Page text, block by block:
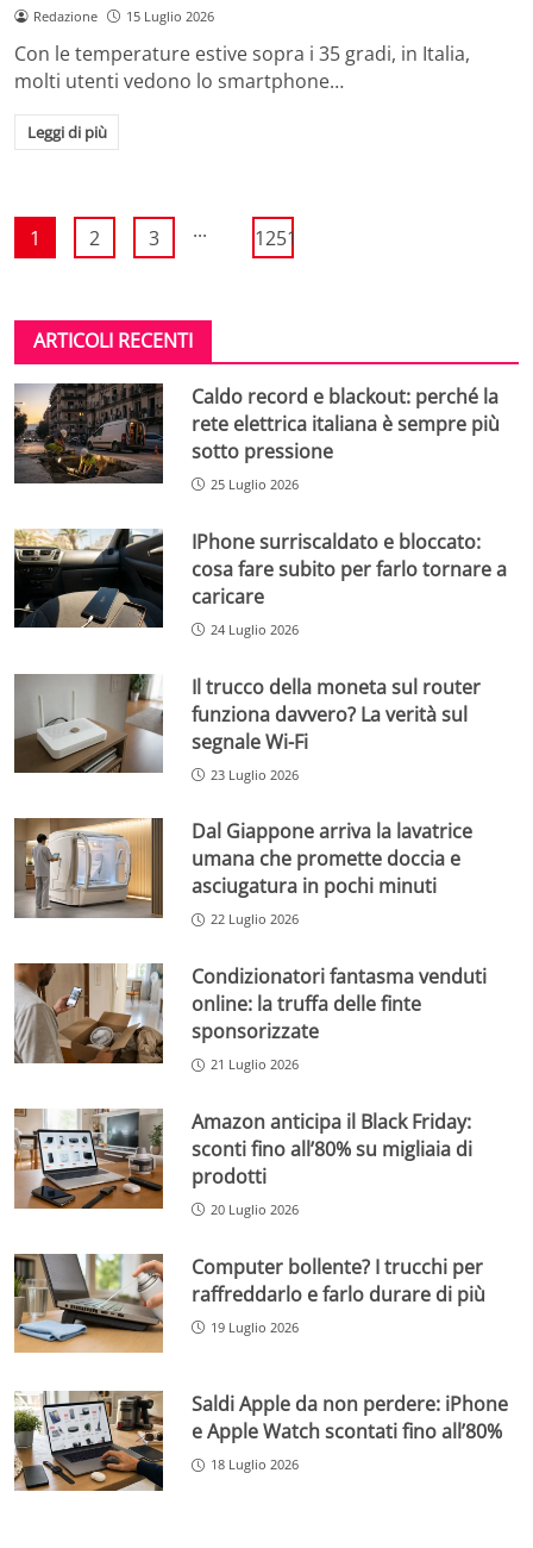
Redazione 15 Luglio 2026
Con le temperature estive sopra i 35 gradi, in Italia,
molti utenti vedono lo smartphone…
Leggi di più
1 2 3 ... 1251
ARTICOLI RECENTI
Caldo record e blackout: perché la
rete elettrica italiana è sempre più
sotto pressione
25 Luglio 2026
IPhone surriscaldato e bloccato:
cosa fare subito per farlo tornare a
caricare
24 Luglio 2026
Il trucco della moneta sul router
funziona davvero? La verità sul
segnale Wi-Fi
23 Luglio 2026
Dal Giappone arriva la lavatrice
umana che promette doccia e
asciugatura in pochi minuti
22 Luglio 2026
Condizionatori fantasma venduti
online: la truffa delle finte
sponsorizzate
21 Luglio 2026
Amazon anticipa il Black Friday:
sconti fino all’80% su migliaia di
prodotti
20 Luglio 2026
Computer bollente? I trucchi per
raffreddarlo e farlo durare di più
19 Luglio 2026
Saldi Apple da non perdere: iPhone
e Apple Watch scontati fino all’80%
18 Luglio 2026